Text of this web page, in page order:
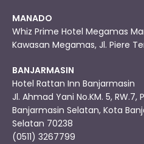
MANADO
Whiz Prime Hotel Megamas
Kawasan Megamas, Jl. Piere
BANJARMASIN
Hotel Rattan Inn Banjarmasin
Jl. Ahmad Yani No.KM. 5,
Banjarmasin Selatan, Kota
Selatan 70238
(0511) 3267799